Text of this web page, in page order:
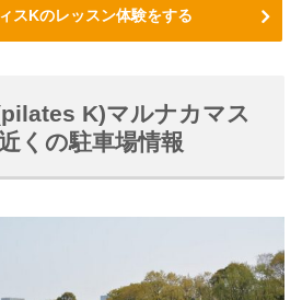
スKのレッスン体験をする
K)マルナカマス
くの駐車場情報